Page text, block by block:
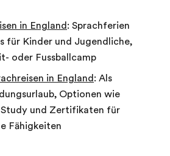
in England : Sprachferien
für Kinder und Jugendliche,
oder Fussballcamp
in England : Als
Optionen wie
Study und Zertifikaten für
Fähigkeiten